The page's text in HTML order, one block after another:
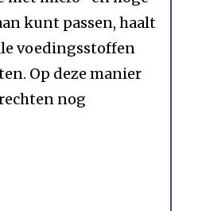
kunt passen, haalt
voedingsstoffen
Op deze manier
nog